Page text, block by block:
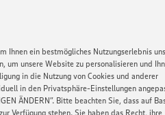
Ihnen ein bestmögliches Nutzungserlebnis
um unsere Website zu personalisieren und
in die Nutzung von Cookies und anderer
in den Privatsphäre-Einstellungen
ÄNDERN”. Bitte beachten Sie, dass auf
Verfügung stehen. Sie haben das Recht, ihre